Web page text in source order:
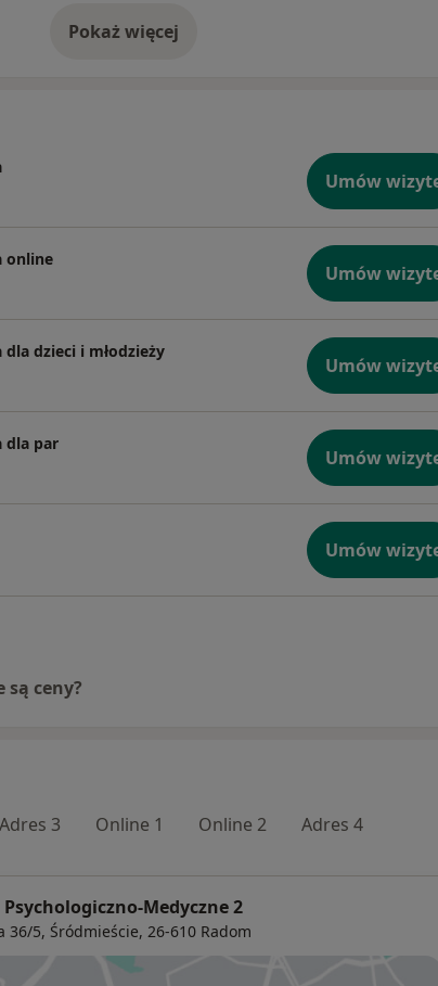
Pokaż więcejo doświadczeniu
Umów
online
Umów
dzieci i młodzieży
Umów
dla par
Umów
Umów
są ceny?
Adres 3 Online 1 Online 2 Adres 4
Medyczne 2
36/5, Śródmieście, 26-610 Radom